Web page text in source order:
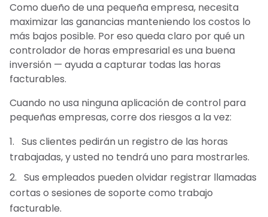
Como dueño de una pequeña empresa, necesita
maximizar las ganancias manteniendo los costos lo
más bajos posible. Por eso queda claro por qué un
controlador de horas empresarial es una buena
inversión — ayuda a capturar todas las horas
facturables.
Cuando no usa ninguna aplicación de control para
pequeñas empresas, corre dos riesgos a la vez:
Sus clientes pedirán un registro de las horas
trabajadas, y usted no tendrá uno para mostrarles.
Sus empleados pueden olvidar registrar llamadas
cortas o sesiones de soporte como trabajo
facturable.